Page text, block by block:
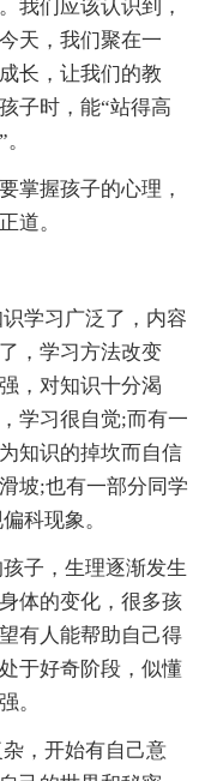
我们应该认识到，
天，我们聚在一
长，让我们的教
子时，能“站得高
握孩子的心理，
道。
学习广泛了，内容
，学习方法改变
，对知识十分渴
学习很自觉;而有一
知识的掉坎而自信
坡;也有一部分同学
科现象。
子，生理逐渐发生
体的变化，很多孩
有人能帮助自己得
于好奇阶段，似懂
。
，开始有自己意